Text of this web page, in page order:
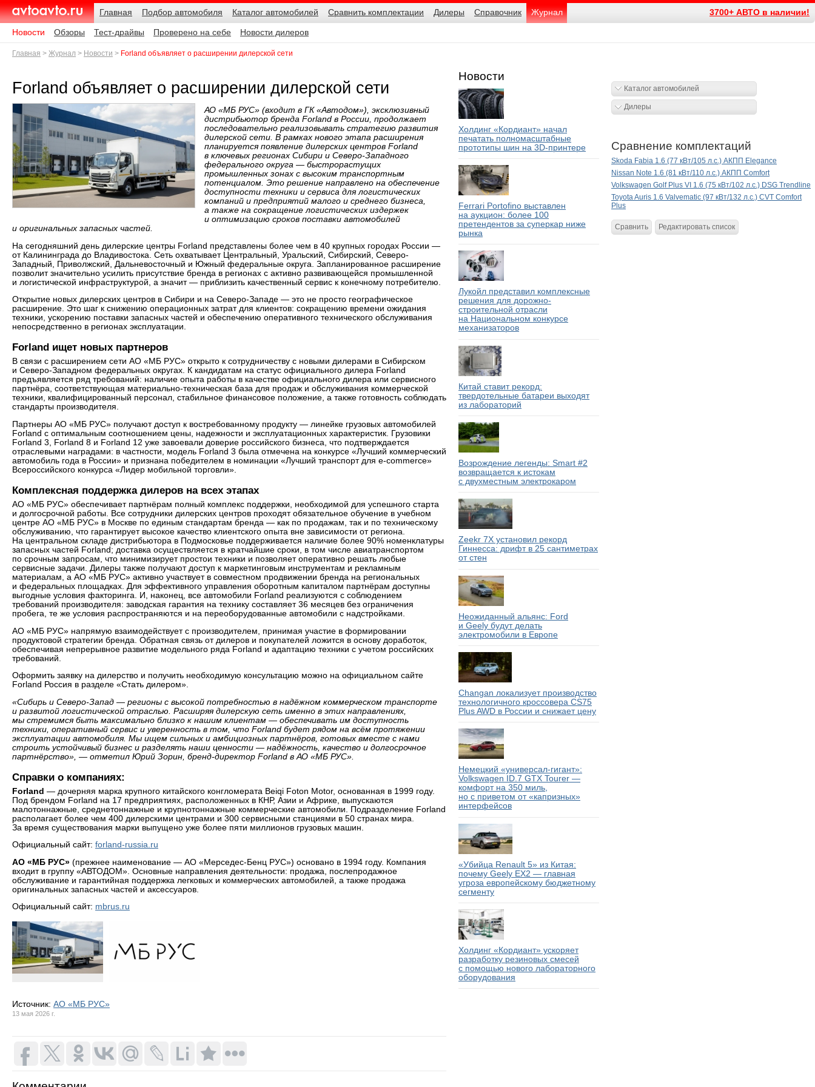
AvtoAvto.ru
Навигация
Главная
Подбор автомобиля Каталог автомобилей Сравнить комплектации Дилеры Справочник Журнал 3700+ АВТО в наличии!
Подразделы
Новости Обзоры Тест-драйвы Проверено на себе Новости дилеров
Родительские
страницы
Главная Журнал Новости Forland объявляет о расширении дилерской сети
Forland объявляет о расширении дилерской сети
АО «МБ РУС» (входит в ГК «Автодом»), эксклюзивный
дистрибьютор бренда Forland в России, продолжает
последовательно реализовывать стратегию развития
дилерской сети. В рамках нового этапа расширения
планируется появление дилерских центров Forland
в ключевых регионах Сибири и Северо-Западного
федерального округа — быстрорастущих
промышленных зонах с высоким транспортным
потенциалом. Это решение направлено на обеспечение
доступности техники и сервиса для логистических
компаний и предприятий малого и среднего бизнеса,
а также на сокращение логистических издержек
и оптимизацию сроков поставки автомобилей
и оригинальных запасных частей.
На сегодняшний день дилерские центры Forland представлены более чем в 40 крупных городах России —
от Калининграда до Владивостока. Сеть охватывает Центральный, Уральский, Сибирский, Северо-
Западный, Приволжский, Дальневосточный и Южный федеральные округа. Запланированное расширение
позволит значительно усилить присутствие бренда в регионах с активно развивающейся промышленной
и логистической инфраструктурой, а значит — приблизить качественный сервис к конечному потребителю.
Открытие новых дилерских центров в Сибири и на Северо-Западе — это не просто географическое
расширение. Это шаг к снижению операционных затрат для клиентов: сокращению времени ожидания
техники, ускорению поставки запасных частей и обеспечению оперативного технического обслуживания
непосредственно в регионах эксплуатации.
Forland ищет новых партнеров
В связи с расширением сети АО «МБ РУС» открыто к сотрудничеству с новыми дилерами в Сибирском
и Северо-Западном федеральных округах. К кандидатам на статус официального дилера Forland
предъявляется ряд требований: наличие опыта работы в качестве официального дилера или сервисного
партнёра, соответствующая материально-техническая база для продаж и обслуживания коммерческой
техники, квалифицированный персонал, стабильное финансовое положение, а также готовность соблюдать
стандарты производителя.
Партнеры АО «МБ РУС» получают доступ к востребованному продукту — линейке грузовых автомобилей
Forland с оптимальным соотношением цены, надежности и эксплуатационных характеристик. Грузовики
Forland 3, Forland 8 и Forland 12 уже завоевали доверие российского бизнеса, что подтверждается
отраслевыми наградами: в частности, модель Forland 3 была отмечена на конкурсе «Лучший коммерческий
автомобиль года в России» и признана победителем в номинации «Лучший транспорт для e-commerce»
Всероссийского конкурса «Лидер мобильной торговли».
Комплексная поддержка дилеров на всех этапах
АО «МБ РУС» обеспечивает партнёрам полный комплекс поддержки, необходимой для успешного старта
и долгосрочной работы. Все сотрудники дилерских центров проходят обязательное обучение в учебном
центре АО «МБ РУС» в Москве по единым стандартам бренда — как по продажам, так и по техническому
обслуживанию, что гарантирует высокое качество клиентского опыта вне зависимости от региона.
На центральном складе дистрибьютора в Подмосковье поддерживается наличие более 90% номенклатуры
запасных частей Forland; доставка осуществляется в кратчайшие сроки, в том числе авиатранспортом
по срочным запросам, что минимизирует простои техники и позволяет оперативно решать любые
сервисные задачи. Дилеры также получают доступ к маркетинговым инструментам и рекламным
материалам, а АО «МБ РУС» активно участвует в совместном продвижении бренда на региональных
и федеральных площадках. Для эффективного управления оборотным капиталом партнёрам доступны
выгодные условия факторинга. И, наконец, все автомобили Forland реализуются с соблюдением
требований производителя: заводская гарантия на технику составляет 36 месяцев без ограничения
пробега, те же условия распространяются и на переоборудованные автомобили с надстройками.
АО «МБ РУС» напрямую взаимодействует с производителем, принимая участие в формировании
продуктовой стратегии бренда. Обратная связь от дилеров и покупателей ложится в основу доработок,
обеспечивая непрерывное развитие модельного ряда Forland и адаптацию техники с учетом российских
требований.
Оформить заявку на дилерство и получить необходимую консультацию можно на официальном сайте
Forland Россия в разделе «Стать дилером».
«Сибирь и Северо-Запад — регионы с высокой потребностью в надёжном коммерческом транспорте
и развитой логистической отраслью. Расширяя дилерскую сеть именно в этих направлениях,
мы стремимся быть максимально близко к нашим клиентам — обеспечивать им доступность
техники, оперативный сервис и уверенность в том, что Forland будет рядом на всём протяжении
эксплуатации автомобиля. Мы ищем сильных и амбициозных партнёров, готовых вместе с нами
строить устойчивый бизнес и разделять наши ценности — надёжность, качество и долгосрочное
партнёрство», — отметил Юрий Зорин, бренд-директор Forland в АО «МБ РУС».
Справки о компаниях:
Forland — дочерняя марка крупного китайского конгломерата Beiqi Foton Motor, основанная в 1999 году.
Под брендом Forland на 17 предприятиях, расположенных в КНР, Азии и Африке, выпускаются
малотоннажные, среднетоннажные и крупнотоннажные коммерческие автомобили. Подразделение Forland
располагает более чем 400 дилерскими центрами и 300 сервисными станциями в 50 странах мира.
За время существования марки выпущено уже более пяти миллионов грузовых машин.
Официальный сайт: forland-russia.ru
АО «МБ РУС» (прежнее наименование — AO «Мерседес-Бенц PУC») основано в 1994 году. Компания
входит в группу «АВТОДОМ». Основные направления деятельности: продажа, послепродажное
обслуживание и гарантийная поддержка легковых и коммерческих автомобилей, а также продажа
оригинальных запасных частей и аксессуаров.
Официальный сайт: mbrus.ru
Источник: АО «МБ РУС»
Дата:
13 мая 2026 г.
Новости
Холдинг «Кордиант» начал
печатать полномасштабные
прототипы шин на 3D-принтере
Ferrari Portofino выставлен
на аукцион: более 100
претендентов за суперкар ниже
рынка
Лукойл представил комплексные
решения для дорожно-
строительной отрасли
на Национальном конкурсе
механизаторов
Китай ставит рекорд:
твердотельные батареи выходят
из лабораторий
Возрождение легенды: Smart #2
возвращается к истокам
с двухместным электрокаром
Zeekr 7X установил рекорд
Гиннесса: дрифт в 25 сантиметрах
от стен
Неожиданный альянс: Ford
и Geely будут делать
электромобили в Европе
Changan локализует производство
технологичного кроссовера CS75
Plus AWD в России и снижает цену
Немецкий «универсал-гигант»:
Volkswagen ID.7 GTX Tourer —
комфорт на 350 миль,
но с приветом от «капризных»
интерфейсов
«Убийца Renault 5» из Китая:
почему Geely EX2 — главная
угроза европейскому бюджетному
сегменту
Холдинг «Кордиант» ускоряет
разработку резиновых смесей
с помощью нового лабораторного
оборудования
Каталог автомобилей
Дилеры
Сравнение комплектаций
Skoda Fabia 1.6 (77 кВт/105 л.с.) АКПП Elegance
Nissan Note 1.6 (81 кВт/110 л.с.) АКПП Comfort
Volkswagen Golf Plus VI 1.6 (75 кВт/102 л.с.) DSG Trendline
Toyota Auris 1.6 Valvematic (97 кВт/132 л.с.) CVT Comfort
Plus
Сравнить Редактировать список